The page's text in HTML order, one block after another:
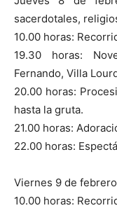
sacerdotales,
10.00 horas:
19.30 horas:
Fernando, Villa
20.00 horas:
hasta la gruta.
21.00 horas:
22.00 horas:
Viernes 9 de
10.00 horas: